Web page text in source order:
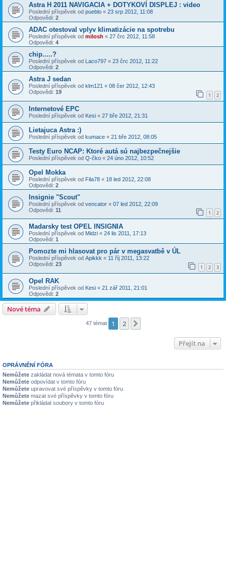
Astra H 2011 NAVIGACIA + DOTYKOVÍ DISPLEJ : video
Poslední příspěvek od pueblo « 23 srp 2012, 11:08
Odpovědi: 2
ADAC otestoval vplyv klimatizácie na spotrebu
Poslední příspěvek od milosh « 27 črc 2012, 11:58
Odpovědi: 4
chip.....?
Poslední příspěvek od Laco797 « 23 črc 2012, 11:22
Odpovědi: 2
Astra J sedan
Poslední příspěvek od klm121 « 08 čer 2012, 12:43
Odpovědi: 19 1 2
Internetové EPC
Poslední příspěvek od Kesi « 27 bře 2012, 21:31
Lietajuca Astra :)
Poslední příspěvek od kumace « 21 bře 2012, 08:05
Testy Euro NCAP: Ktoré autá sú najbezpečnejšie
Poslední příspěvek od Q-čko « 24 úno 2012, 10:52
Opel Mokka
Poslední příspěvek od Fila78 « 18 led 2012, 22:08
Odpovědi: 2
Insignie "Scout"
Poslední příspěvek od vencator « 07 led 2012, 22:09
Odpovědi: 11 1 2
Madarsky test OPEL INSIGNIA
Poslední příspěvek od Midzi « 24 lis 2011, 17:13
Odpovědi: 1
Pomozte mi hlasovat pro pár v megasvatbě v ÚL
Poslední příspěvek od Apikkk « 11 říj 2011, 13:22
Odpovědi: 23 1 2 3
Opel RAK
Poslední příspěvek od Kesi « 21 zář 2011, 21:01
Odpovědi: 2
Nové téma
47 témat 1 2
Přejít na
OPRÁVNĚNÍ FÓRA
Nemůžete zakládat nová témata v tomto fóru
Nemůžete odpovídat v tomto fóru
Nemůžete upravovat své příspěvky v tomto fóru
Nemůžete mazat své příspěvky v tomto fóru
Nemůžete přikládat soubory v tomto fóru